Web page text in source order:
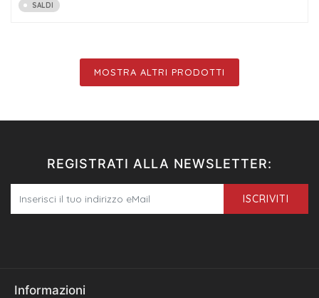
SALDI
MOSTRA ALTRI PRODOTTI
REGISTRATI ALLA NEWSLETTER:
ISCRIVITI
Informazioni